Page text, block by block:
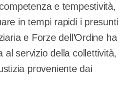
e tempestività,
in tempi rapidi i presunti
e Forze dell’Ordine ha
al servizio della collettività,
proveniente dai